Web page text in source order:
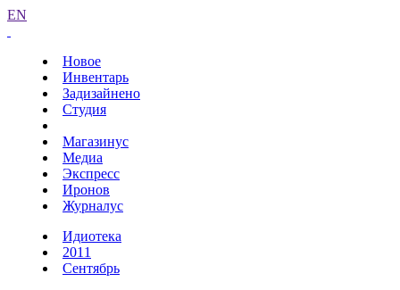
EN
Новое
Инвентарь
Задизайнено
Студия
Магазинус
Медиа
Экспресс
Иронов
Журналус
Идиотека
2011
Сентябрь